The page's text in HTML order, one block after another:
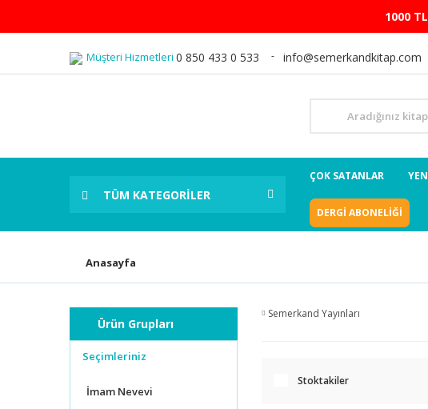
1000
Müşteri Hizmetleri 0 850 433 0 533 info@semerkandkitap.com
TÜM KATEGORİLER
ÇOK SATANLAR
DERGİ ABONELİĞİ
Anasayfa
Ürün Grupları
Seçimleriniz
İmam Nevevi
Semerkand Yayınları
Stoktakiler